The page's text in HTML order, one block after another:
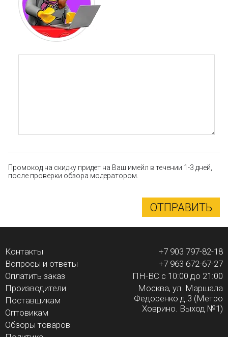
Промокод на скидку придет на Ваш имейл в течении 1-3 дней,
после проверки обзора модератором.
ОТПРАВИТЬ
Контакты
Вопросы и ответы
Оплатить заказ
Производители
Поставщикам
Оптовикам
Обзоры товаров
+7 903 797-82-18
+7 963 672-67-27
ПН-ВС с 10:00 до 21:00
Москва, ул. Маршала
Федоренко д.3 (Метро
Ховрино. Выход №1)